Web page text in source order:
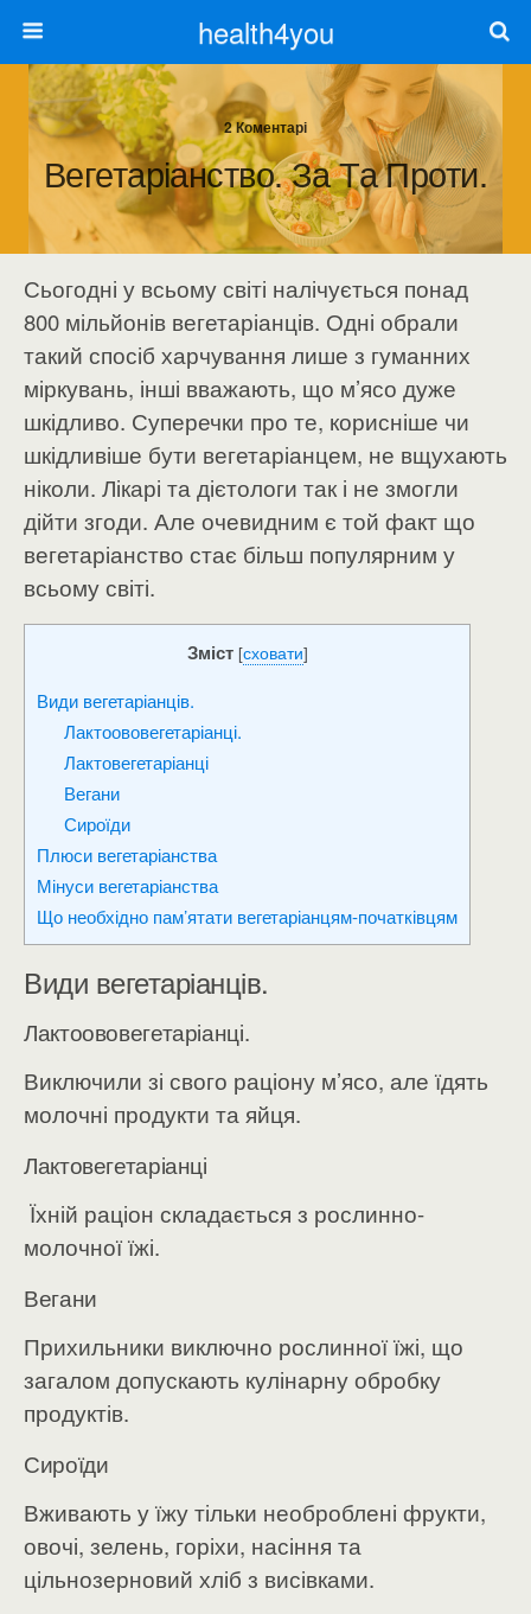
health4you
2 Коментарі
Вегетаріанство. За Та Проти.
Сьогодні у всьому світі налічується понад
800 мільйонів вегетаріанців. Одні обрали
такий спосіб харчування лише з гуманних
міркувань, інші вважають, що м’ясо дуже
шкідливо. Суперечки про те, корисніше чи
шкідливіше бути вегетаріанцем, не вщухають
ніколи. Лікарі та дієтологи так і не змогли
дійти згоди. Але очевидним є той факт що
вегетаріанство стає більш популярним у
всьому світі.
Зміст [сховати]
Види вегетаріанців.
Лактоововегетаріанці.
Лактовегетаріанці
Вегани
Сироїди
Плюси вегетаріанства
Мінуси вегетаріанства
Що необхідно пам’ятати вегетаріанцям-початківцям
Види вегетаріанців.
Лактоововегетаріанці.
Виключили зі свого раціону м’ясо, але їдять
молочні продукти та яйця.
Лактовегетаріанці
Їхній раціон складається з рослинно-
молочної їжі.
Вегани
Прихильники виключно рослинної їжі, що
загалом допускають кулінарну обробку
продуктів.
Сироїди
Вживають у їжу тільки необроблені фрукти,
овочі, зелень, горіхи, насіння та
цільнозерновий хліб з висівками.